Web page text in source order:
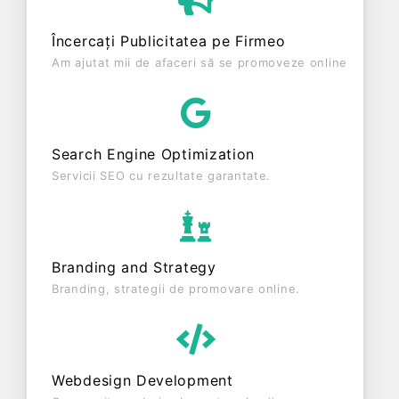
vechime de 20 ani. Conform ultimului bilanț,
cifră de afaceri de 87.026 RON, gestionând
operațiunile cu un număr mediu de 0 de salariați
inactiva din punct de vedere fiscal si are status:
RADIATA. Societatea nu este plătitoare de TVA.
Încercați Publicitatea pe Firmeo
Am ajutat mii de afaceri să se promoveze online
Search Engine Optimization
Servicii SEO cu rezultate garantate.
Branding and Strategy
Branding, strategii de promovare online.
Webdesign Development